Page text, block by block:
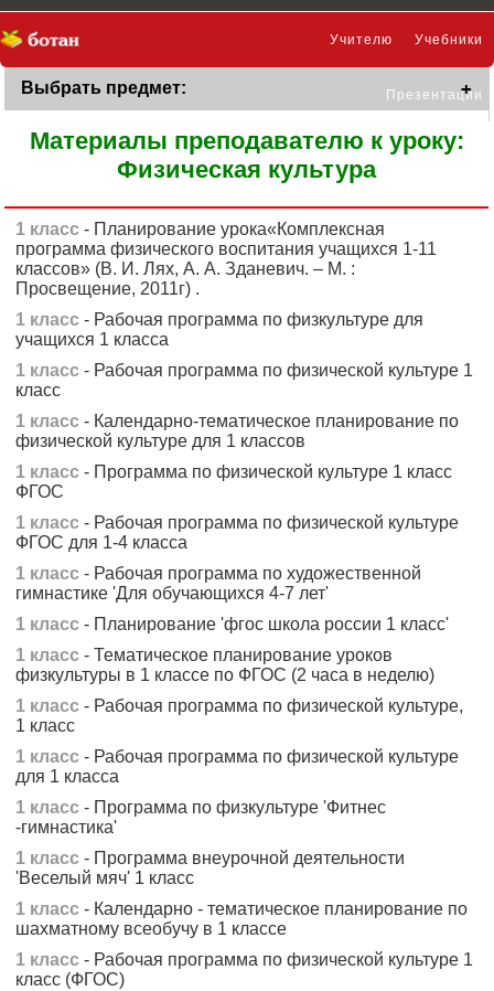
Учебники
Учителю
Презентации
Выбрать предмет:
Материалы преподавателю к уроку:
Физическая культура
1 класс - Планирование урока«Комплексная
программа физического воспитания учащихся 1-11
классов» (В. И. Лях, А. А. Зданевич. – М. :
Просвещение, 2011г) .
1 класс - Рабочая программа по физкультуре для
учащихся 1 класса
1 класс - Рабочая программа по физической культуре 1
класс
1 класс - Календарно-тематическое планирование по
физической культуре для 1 классов
1 класс - Программа по физической культуре 1 класс
ФГОС
1 класс - Рабочая программа по физической культуре
ФГОС для 1-4 класса
1 класс - Рабочая программа по художественной
гимнастике 'Для обучающихся 4-7 лет'
1 класс - Планирование 'фгос школа россии 1 класс'
1 класс - Тематическое планирование уроков
физкультуры в 1 классе по ФГОС (2 часа в неделю)
1 класс - Рабочая программа по физической культуре,
1 класс
1 класс - Рабочая программа по физической культуре
для 1 класса
1 класс - Программа по физкультуре 'Фитнес
-гимнастика'
1 класс - Программа внеурочной деятельности
'Веселый мяч' 1 класс
1 класс - Календарно - тематическое планирование по
шахматному всеобучу в 1 классе
1 класс - Рабочая программа по физической культуре 1
класс (ФГОС)